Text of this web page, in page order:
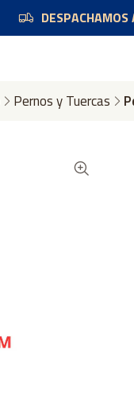
DESPACHAMOS
Pernos y Tuercas